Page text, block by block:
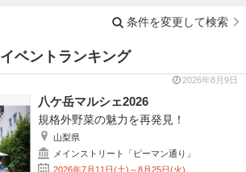
条件を変更して検索
イベントランキング
2026年8月9日
八ケ岳マルシェ2026
規格外野菜の魅力を再発見！
山梨県
メインストリート「ピーマン通り」
2026年7月11日(土)～8月25日(火)